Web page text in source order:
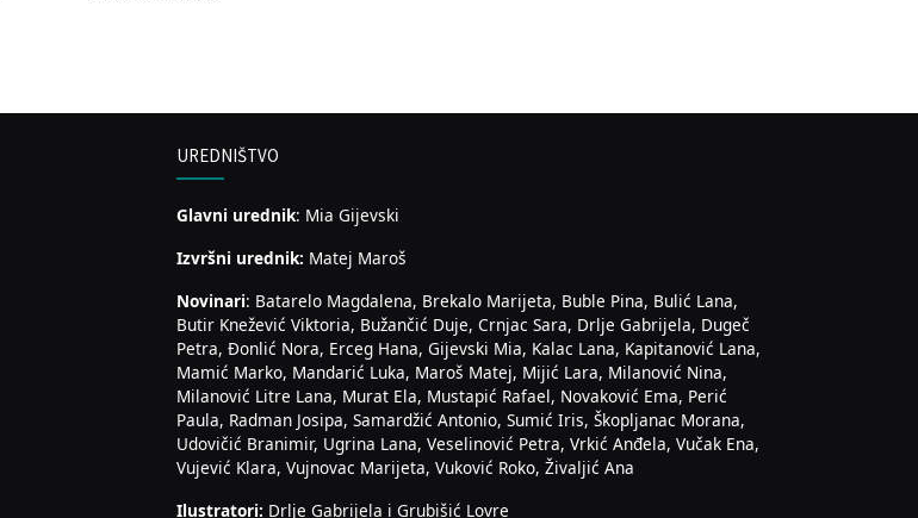
UREDNIŠTVO
Glavni urednik: Mia Gijevski
Izvršni urednik: Matej Maroš
Novinari: Batarelo Magdalena, Brekalo Marijeta, Buble Pina, Bulić Lana,
Butir Knežević Viktoria, Bužančić Duje, Crnjac Sara, Drlje Gabrijela, Dugeč
Petra, Đonlić Nora, Erceg Hana, Gijevski Mia, Kalac Lana, Kapitanović Lana,
Mamić Marko, Mandarić Luka, Maroš Matej, Mijić Lara, Milanović Nina,
Milanović Litre Lana, Murat Ela, Mustapić Rafael, Novaković Ema, Perić
Paula, Radman Josipa, Samardžić Antonio, Sumić Iris, Škopljanac Morana,
Udovičić Branimir, Ugrina Lana, Veselinović Petra, Vrkić Anđela, Vučak Ena,
Vujević Klara, Vujnovac Marijeta, Vuković Roko, Živaljić Ana
Ilustratori: Drlje Gabrijela i Grubišić Lovre